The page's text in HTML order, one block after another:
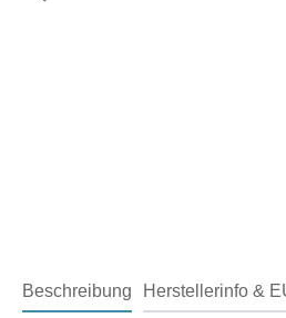
Beschreibung Herstellerinfo &